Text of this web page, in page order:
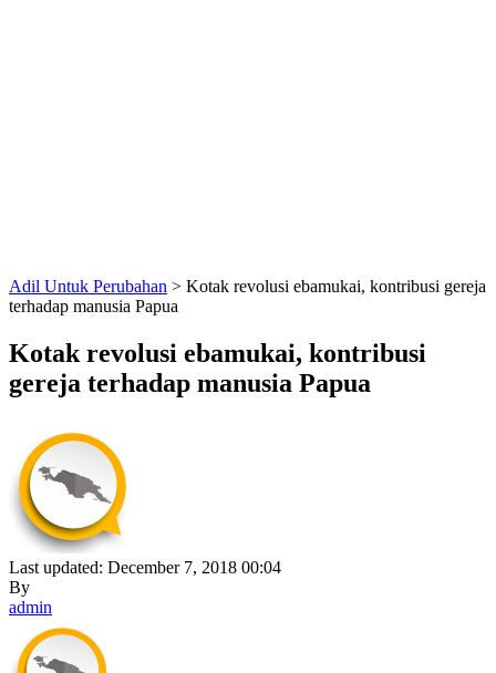
Adil Untuk Perubahan > Kotak revolusi ebamukai, kontribusi gereja
terhadap manusia Papua
Kotak revolusi ebamukai, kontribusi
gereja terhadap manusia Papua
Last updated: December 7, 2018 00:04
By
admin